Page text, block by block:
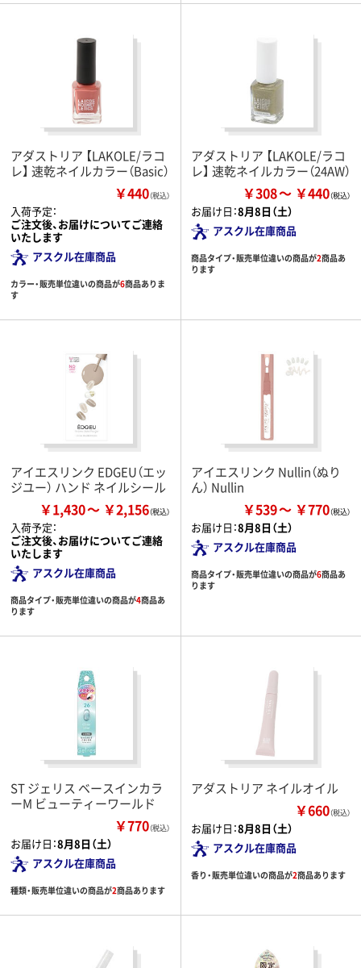
アダストリア 【LAKOLE/ラコ
レ】 速乾ネイルカラー（Basic）
￥440（税込）
入荷予定：
ご注文後、お届けについてご連絡
いたします
アスクル在庫商品
カラー・販売単位違いの商品が6商品ありま
す
アダストリア 【LAKOLE/ラコ
レ】 速乾ネイルカラー（24AW）
￥308 ￥440
お届け日：8月8日（土）
アスクル在庫商品
商品タイプ・販売単位違いの商品が2商品あ
ります
アイエスリンク EDGEU（エッ
ジユー） ハンド ネイルシール
￥1,430 ￥2,156
入荷予定：
ご注文後、お届けについてご連絡
いたします
アスクル在庫商品
商品タイプ・販売単位違いの商品が4商品あ
ります
アイエスリンク Nullin（ぬり
ん） Nullin
￥539 ￥770
お届け日：8月8日（土）
アスクル在庫商品
商品タイプ・販売単位違いの商品が6商品あ
ります
ST ジェリス ベースインカラ
ーM ビューティーワールド
￥770（税込）
お届け日：8月8日（土）
アスクル在庫商品
種類・販売単位違いの商品が2商品あります
アダストリア ネイルオイル
￥660（税込）
お届け日：8月8日（土）
アスクル在庫商品
香り・販売単位違いの商品が2商品あります